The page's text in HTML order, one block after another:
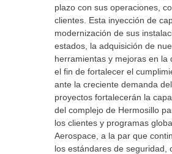
plazo con sus operaciones,
clientes. Esta inyección de
modernización de sus
estados, la adquisición de
herramientas y mejoras en la
el fin de fortalecer el
ante la creciente demanda del
proyectos fortalecerán la
del complejo de Hermosillo
los clientes y programas
Aerospace, a la par que
los estándares de seguridad,